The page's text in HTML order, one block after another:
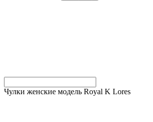
Чулки женские модель Royal K Lores